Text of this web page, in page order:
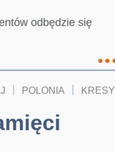
odbędzie się
KRESY
POLONIA